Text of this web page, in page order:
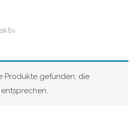
Produkte gefunden, die